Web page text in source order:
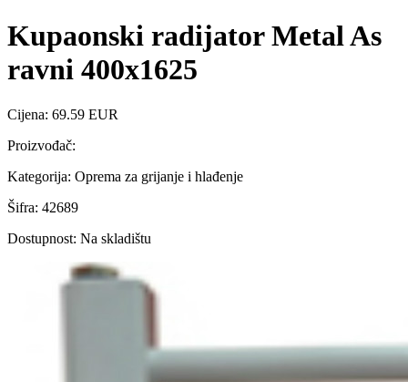
Kupaonski radijator Metal As
ravni 400x1625
Cijena: 69.59 EUR
Proizvođač:
Kategorija: Oprema za grijanje i hlađenje
Šifra: 42689
Dostupnost: Na skladištu